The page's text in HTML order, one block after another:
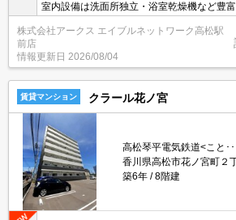
室内設備は洗面所独立・浴室乾燥機など豊
やすいお部屋になっております。モニター
ンターホンを通じて室内から会話すること
のアパートです。2018年築の物件となって
力となっています。ペットと一緒に暮らせる
株式会社アークス エイブルネットワーク高松駅
前店
情報更新日 2026/08/04
賃貸マンション クラール花ノ宮
高松琴平電気鉄道<こと･
香川県高松市花ノ宮町２
築6年
8階建